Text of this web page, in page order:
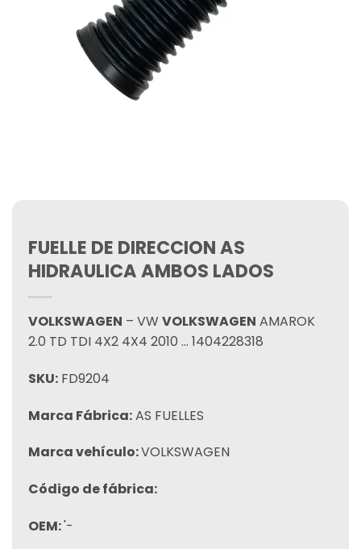
FUELLE DE DIRECCION AS
HIDRAULICA AMBOS LADOS
VOLKSWAGEN – VW VOLKSWAGEN AMAROK
2.0 TD TDI 4X2 4X4 2010 … 1404228318
SKU: FD9204
Marca Fábrica:AS FUELLES
Marca vehículo:VOLKSWAGEN
Código de fábrica:
OEM:'-